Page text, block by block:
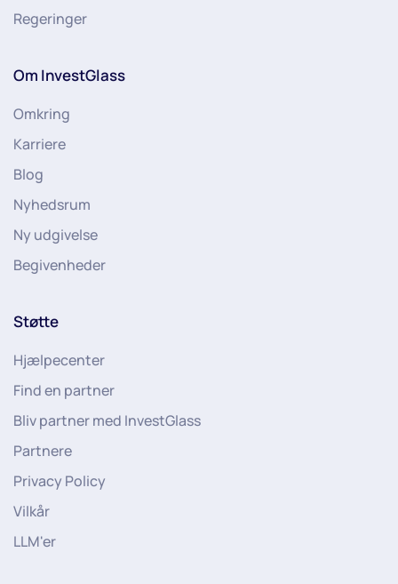
Regeringer
Om InvestGlass
Omkring
Karriere
Blog
Nyhedsrum
Ny udgivelse
Begivenheder
Støtte
Hjælpecenter
Find en partner
Bliv partner med InvestGlass
Partnere
Privacy Policy
Vilkår
LLM'er